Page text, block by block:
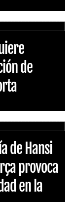
de
de Hansi
provoca
en la